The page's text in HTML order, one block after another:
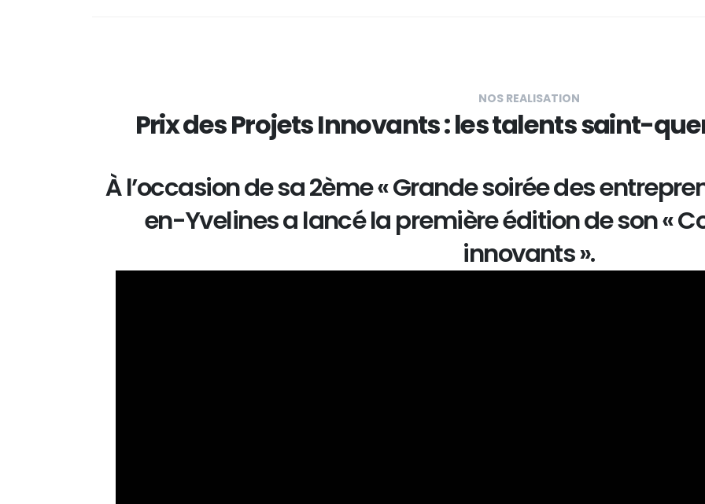
NOS REALISATION
Prix des Projets Innovants : les talents saint-
À l’occasion de sa 2ème « Grande soirée des
en-Yvelines a lancé la première édition de son «
innovants ».